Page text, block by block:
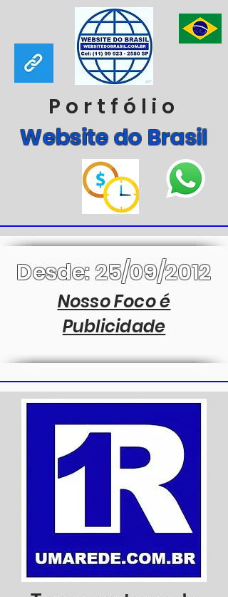
Portfólio
Website do Brasil
Desde: 25/09/2012
Nosso Foco é
Publicidade